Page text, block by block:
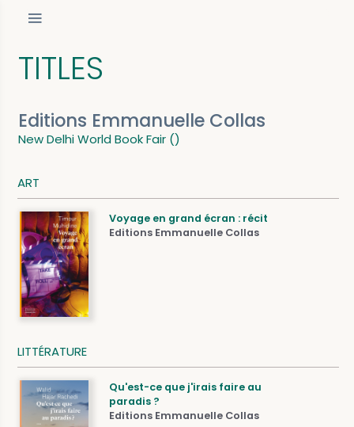
TITLES
Editions Emmanuelle Collas
New Delhi World Book Fair ()
ART
Voyage en grand écran : récit
Editions Emmanuelle Collas
LITTÉRATURE
Qu'est-ce que j'irais faire au
paradis ?
Editions Emmanuelle Collas